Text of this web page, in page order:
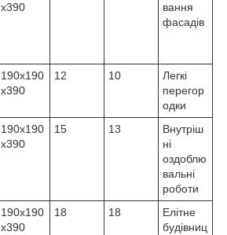
х390
вання
фасадів
190х190
х390
12 10
Легкі
перегор
одки
190х190
х390
15 13
Внутріш
ні
оздоблю
вальні
роботи
190х190
х390
18 18
Елітне
будівниц